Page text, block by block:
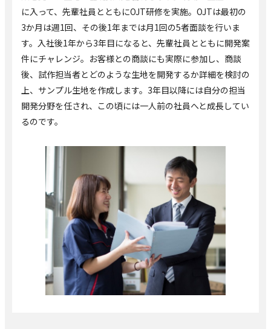
に入って、先輩社員とともにOJT研修を実施。OJTは最初の
3か月は週1回、その後1年までは月1回の5者面談を行いま
す。入社後1年から3年目になると、先輩社員とともに開発案
件にチャレンジ。お客様との商談にも実際に参加し、商談
後、試作担当者とどのような生地を開発するか詳細を検討の
上、サンプル生地を作成します。3年目以降には自分の担当
開発分野を任され、この頃には一人前の社員へと成長してい
るのです。